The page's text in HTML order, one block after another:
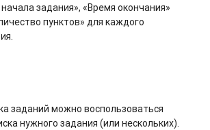
задания», «Время окончания»
пунктов» для каждого
заданий можно воспользоваться
нужного задания (или нескольких).